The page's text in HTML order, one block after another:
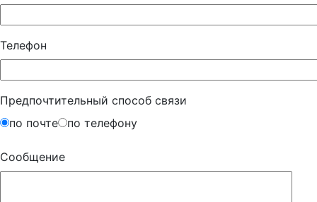
Телефон
Предпочтительный способ связи
по почте
по телефону
Сообщение